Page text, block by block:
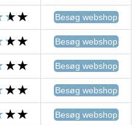
Besøg webshop
Besøg webshop
Besøg webshop
Besøg webshop
Besøg webshop